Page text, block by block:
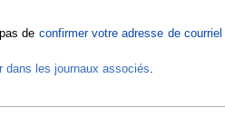
de confirmer votre adresse de courriel
dans les journaux associés.